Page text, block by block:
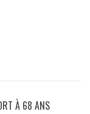
À 68 ANS